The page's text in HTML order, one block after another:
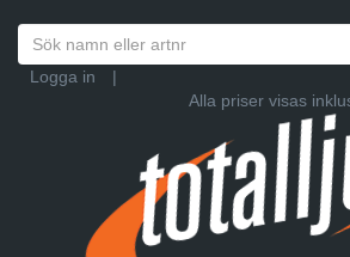
Logga in
|
Alla priser visas